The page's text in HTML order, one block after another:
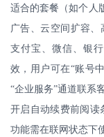
适合的套餐（如个人
广告、云空间扩容
支付宝、微信、银
效，用户可在“账号
“企业服务”通道联系
开启自动续费前阅读
功能需在联网状态下